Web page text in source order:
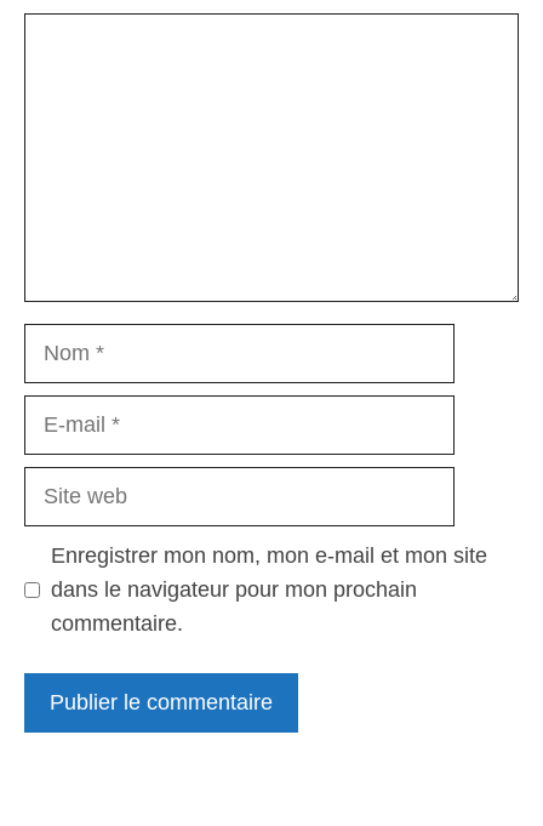
Nom
Site
Enregistrer mon nom, mon e-mail et mon site
dans le navigateur pour mon prochain
commentaire.